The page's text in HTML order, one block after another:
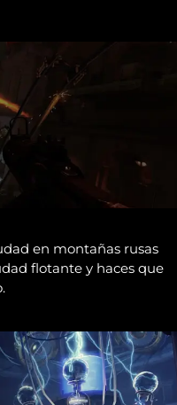
en montañas rusas
flotante y haces que